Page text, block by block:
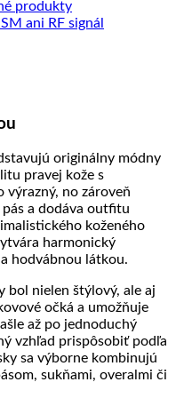
sa
starať
na
Kvalitná
komentáre
na
produktyŽiadne
komentáre
ani RF signál
ani
RF
signál
originálny módny
pravej kože s
výrazný, no zároveň
a dodáva outfitu
koženého
harmonický
hodvábnou látkou.
bol nielen štýlový, ale aj
očká a umožňuje
až po jednoduchý
vzhľad prispôsobiť podľa
sa výborne kombinujú
sukňami, overalmi či